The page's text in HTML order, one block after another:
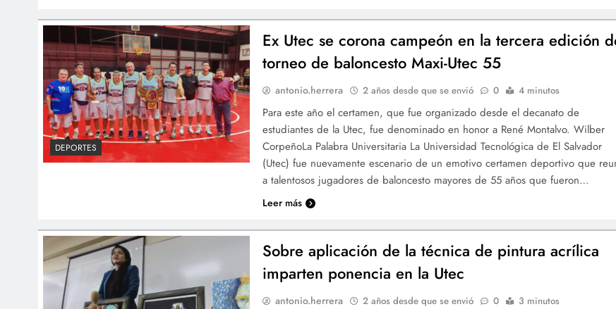
DEPORTES
Ex Utec se corona campeón en la tercera edición
torneo de baloncesto Maxi-Utec 55
antonio.herrera 2 años desde que se envió 0 4 minutos
Para este año el certamen, que fue organizado desde el decanato de
estudiantes de la Utec, fue denominado en honor a René Montalvo. Wilber
CorpeñoLa Palabra Universitaria La Universidad Tecnológica de El Salvador
(Utec) fue nuevamente escenario de un emotivo certamen deportivo que
a talentosos jugadores de baloncesto mayores de 55 años que fueron…
Leer más
Sobre aplicación de la técnica de pintura acrílica
imparten ponencia en la Utec
antonio.herrera 2 años desde que se envió 0 3 minutos